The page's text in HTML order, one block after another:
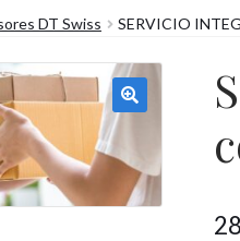
DT Swiss SERVICIO